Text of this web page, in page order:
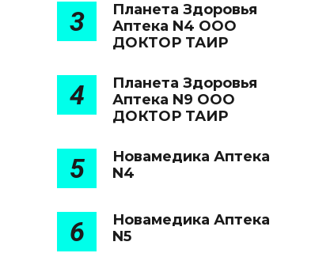
3
Планета Здоровья
Аптека N4 ООО
ДОКТОР ТАИР
4
Планета Здоровья
Аптека N9 ООО
ДОКТОР ТАИР
5
Новамедика Аптека
N4
6
Новамедика Аптека
N5